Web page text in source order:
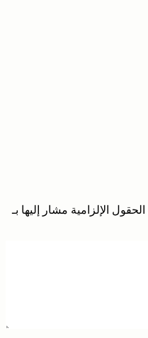
الحقول الإلزامية مشار إليها بـ